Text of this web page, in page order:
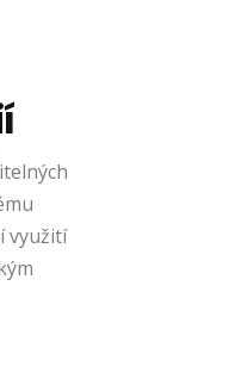
využití